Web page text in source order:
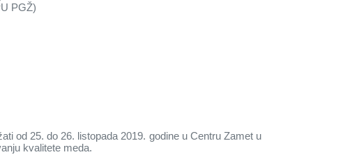
PGŽ)
od 25. do 26. listopada 2019. godine u Centru Zamet u
kvalitete meda.